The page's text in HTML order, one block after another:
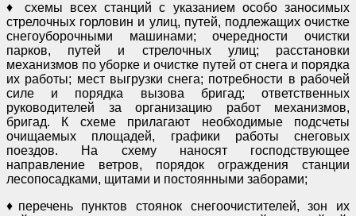
♦ схемы всех станций с указанием особо заносимых
стрелочных горловин и улиц, путей, подлежащих очистке
снегоуборочными машинами; очередности очистки
парков, путей и стрелочных улиц; расстановки
механизмов по уборке и очистке путей от снега и порядка
их работы; мест выгрузки снега; потребности в рабочей
силе и порядка вызова бригад; ответственных
руководителей за организацию работ механизмов,
бригад. К схеме прилагают необходимые подсчеты
очищаемых площадей, графики работы снеговых
поездов. На схему наносят господствующее
направление ветров, порядок ограждения станции
лесопосадками, щитами и постоянными заборами;
♦перечень пунктов стоянок снегоочистителей, зон их